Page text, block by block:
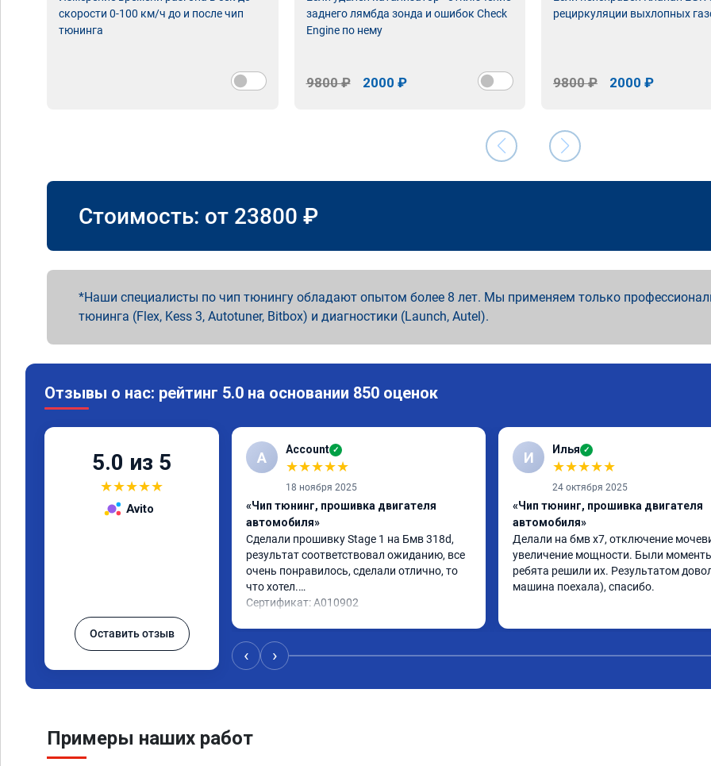
скорости 0-100 км/ч до и после чип
тюнинга
заднего лямбда зонда и ошибок Check
Engine по нему
9800 ₽ 2000 ₽
рециркуляции выхлопных
9800 ₽ 2000 ₽
Стоимость: от 23800 ₽
Наши специалисты по чип тюнингу обладают опытом более 8 лет. Мы применяем только
тюнинга (Flex, Kess 3, Autotuner, Bitbox) и диагностики (Launch, Autel).
Отзывы о нас: рейтинг 5.0 на основании 850 оценок
5.0 из 5
★★★★★
Avito
Оставить отзыв
A Account ✓
★★★★★
18 ноября 2025
«Чип тюнинг, прошивка двигателя
автомобиля»
Сделали прошивку Stage 1 на Бмв 318d,
результат соответствовал ожиданию, все
очень понравилось, сделали отлично, то
что хотел.
Сертификат: A010902
И Илья ✓
★★★★★
24 октября 2025
«Чип тюнинг, прошивка двигателя
автомобиля»
Делали на бмв х7, отключение
увеличение мощности. Были
ребята решили их. Результатом
машина поехала), спасибо.
‹ ›
Примеры наших работ